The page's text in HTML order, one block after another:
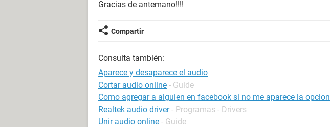
Gracias de antemano!!!!
Compartir
Consulta también:
Aparece y desaparece el audio
Cortar audio online - Guide
Como agregar a alguien en facebook si no me aparece la opcion
Realtek audio driver - Programas - Drivers
Unir audio online - Guide